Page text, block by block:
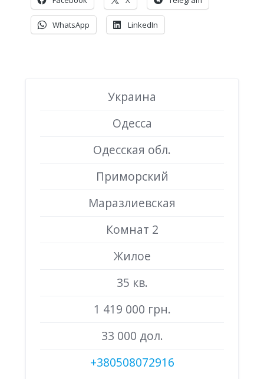
WhatsApp LinkedIn
Украина
Одесса
Одесская обл.
Приморский
Маразлиевская
Комнат 2
Жилое
35 кв.
1 419 000 грн.
33 000 дол.
+380508072916